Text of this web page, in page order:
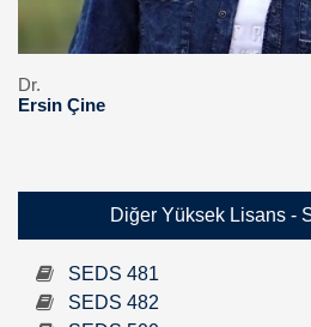
Dr.
Ersin Çine
Diğer Yüksek Lisans -
SEDS 481
SEDS 482